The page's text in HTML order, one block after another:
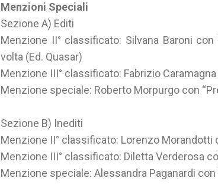
Menzioni Speciali
Sezione A) Editi
Menzione II° classificato: Silvana Baroni
volta (Ed. Quasar)
Menzione III° classificato: Fabrizio
Menzione speciale: Roberto Morpurgo con
Sezione B) Inediti
Menzione II° classificato: Lorenzo Morandotti
Menzione III° classificato: Diletta Verderosa
Menzione speciale: Alessandra Paganardi con